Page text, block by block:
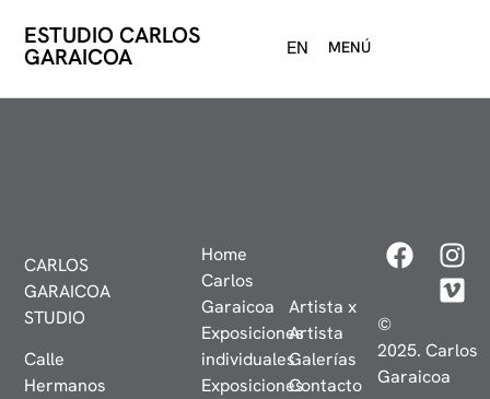
ESTUDIO CARLOS
GARAICOA EN MENÚ
CARLOS
GARAICOA
STUDIO
Calle
Hermanos
Home
Carlos
Garaicoa
Exposiciones
individuales
Exposiciones
Artista x
Artista
Galerías
Contacto
©
2025. Carlos
Garaicoa